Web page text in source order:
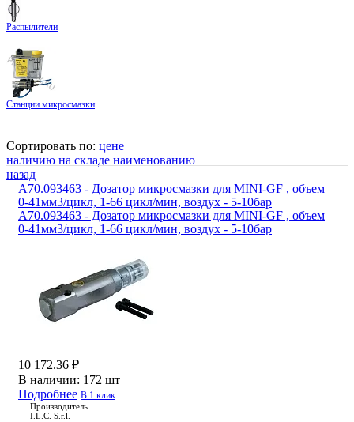
Распылители
Станции микросмазки
Сортировать по: цене
наличию на складе наименованию
назад
A70.093463 - Дозатор микросмазки для MINI-GF , объем
0-41мм3/цикл, 1-66 цикл/мин, воздух - 5-10бар
A70.093463 - Дозатор микросмазки для MINI-GF , объем
0-41мм3/цикл, 1-66 цикл/мин, воздух - 5-10бар
10 172.36 ₽
В наличии: 172 шт
Подробнее В 1 клик
Производитель
I.L.C. S.r.l.